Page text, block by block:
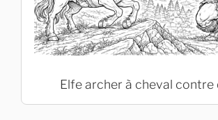
Elfe archer à cheval contre